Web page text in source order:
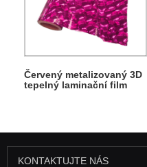
Červený metalizovaný 3D
tepelný laminační film
KONTAKTUJTE NÁS